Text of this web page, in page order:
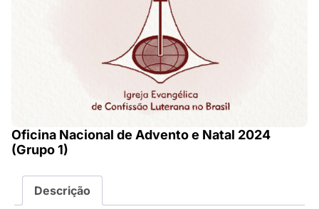
Oficina Nacional de Advento e Natal 2024
(Grupo 1)
Descrição